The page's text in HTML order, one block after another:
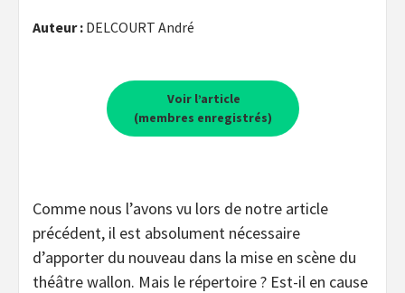
Auteur : DELCOURT André
Voir l’article
(membres enregistrés)
Comme nous l’avons vu lors de notre article
précédent, il est absolument nécessaire
d’apporter du nouveau dans la mise en scène du
théâtre wallon. Mais le répertoire ? Est-il en cause